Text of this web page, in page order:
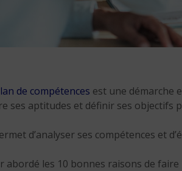
de compétences est une démarche
ses aptitudes et définir ses objectifs
d’analyser ses compétences et
abordé les 10 bonnes raisons de faire